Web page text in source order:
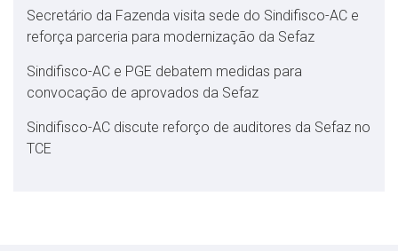
Secretário da Fazenda visita sede do Sindifisco-AC e
reforça parceria para modernização da Sefaz
Sindifisco-AC e PGE debatem medidas para
convocação de aprovados da Sefaz
Sindifisco-AC discute reforço de auditores da Sefaz no
TCE